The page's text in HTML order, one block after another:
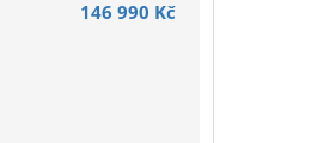
146 990 Kč